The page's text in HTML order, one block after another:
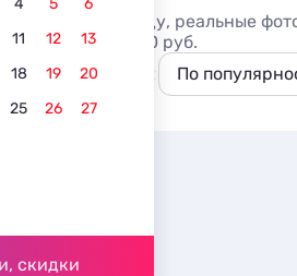
4 5
6
11 12
13
18 19
20
25 26
27
скидки
в 2026 году, реальные
от 1800 руб.
На Новый год
По